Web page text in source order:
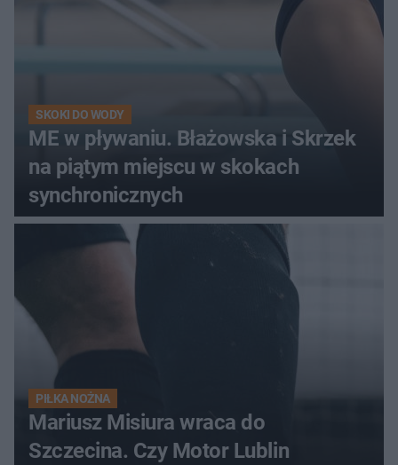
SKOKI DO WODY
ME w pływaniu. Błażowska i Skrzek
na piątym miejscu w skokach
synchronicznych
PIŁKA NOŻNA
Mariusz Misiura wraca do
Szczecina. Czy Motor Lublin